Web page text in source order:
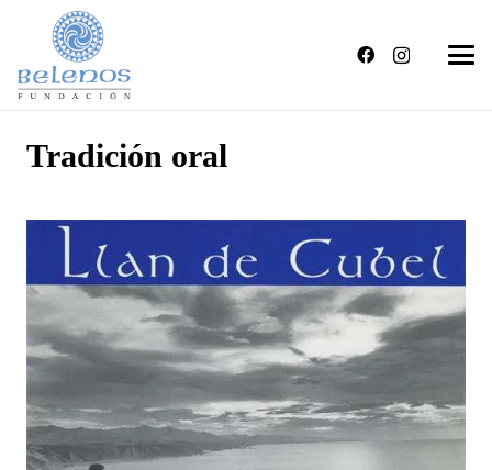
Tradición oral